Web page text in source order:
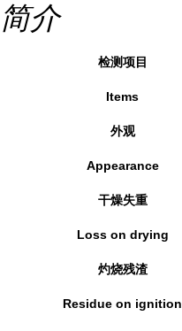
简介
检测项目
Items
外观
Appearance
干燥失重
Loss on drying
灼烧残渣
Residue on ignition